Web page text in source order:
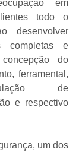
em
todo o
desenvolver
completas e
do
ferramental,
de
e respectivo
um dos